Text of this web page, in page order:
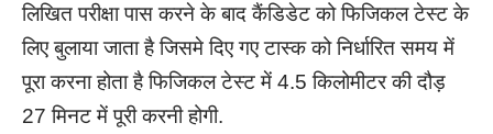
लिखित परीक्षा पास करने के बाद कैंडिडेट को फिजिकल टेस्ट के
लिए बुलाया जाता है जिसमे दिए गए टास्क को निर्धारित समय में
पूरा करना होता है फिजिकल टेस्ट में 4.5 किलोमीटर की दौड़
27 मिनट में पूरी करनी होगी.